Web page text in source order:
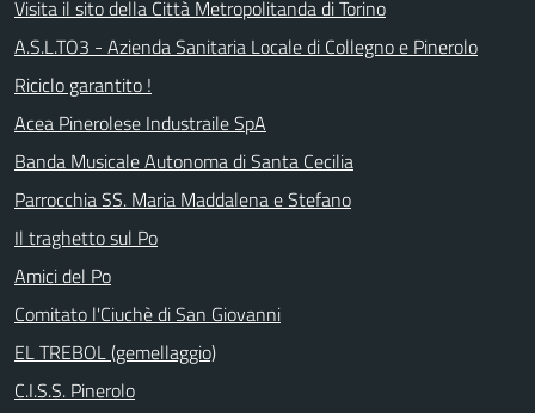
Visita il sito della Città Metropolitanda di Torino
A.S.L.TO3 - Azienda Sanitaria Locale di Collegno e Pinerolo
Riciclo garantito !
Acea Pinerolese Industraile SpA
Banda Musicale Autonoma di Santa Cecilia
Parrocchia SS. Maria Maddalena e Stefano
Il traghetto sul Po
Amici del Po
Comitato l'Ciuchè di San Giovanni
EL TREBOL (gemellaggio)
C.I.S.S. Pinerolo